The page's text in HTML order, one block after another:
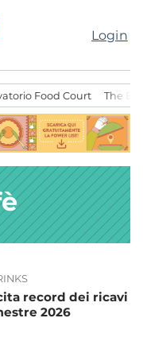
Login
Food Court The
record dei ricavi
2026